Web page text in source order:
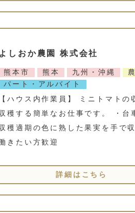
よしおか農園 株式会社
熊本市 熊本 九州・沖縄
パート・アルバイト
【ハウス内作業員】 ミニトマト
穫する簡単なお仕事です。 ・台
穫適期の色に熟した果実を手で
きたい方歓迎
詳細はこちら